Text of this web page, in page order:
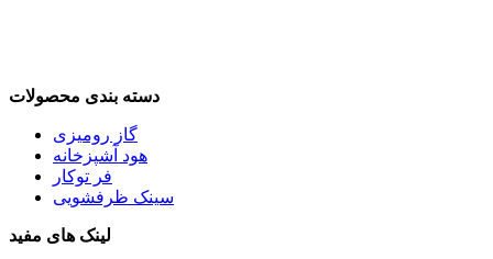
دسته بندی محصولات
گاز رومیزی
هود آشپزخانه
فر توکار
سینک ظرفشویی
لینک های مفید